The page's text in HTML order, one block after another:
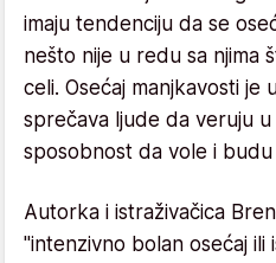
imaju tendenciju da se
nešto nije u redu sa njima
celi. Osećaj manjkavosti je
sprečava ljude da veruju
sposobnost da vole i budu
Autorka i istraživačica
"intenzivno bolan osećaj ili